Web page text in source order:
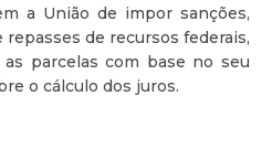
a União de impor sanções,
de recursos federais,
parcelas com base no seu
o cálculo dos juros.